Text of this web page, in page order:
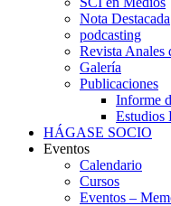
Nota Destacada
podcasting
Revista Anales
Galería
Publicaciones
Informe
Estudios
HÁGASE SOCIO
Eventos
Calendario
Cursos
Eventos –